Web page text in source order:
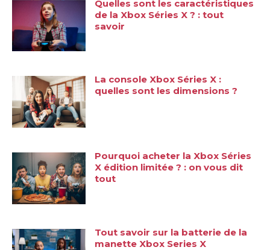
Quelles sont les caractéristiques
de la Xbox Séries X ? : tout
savoir
La console Xbox Séries X :
quelles sont les dimensions ?
Pourquoi acheter la Xbox Séries
X édition limitée ? : on vous dit
tout
Tout savoir sur la batterie de la
manette Xbox Series X